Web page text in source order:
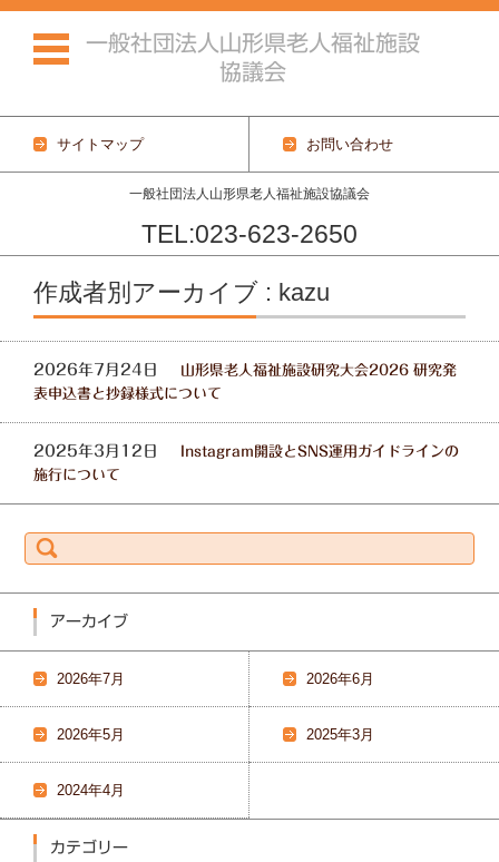
一般社団法人山形県老人福祉施設
協議会
サイトマップ お問い合わせ
一般社団法人山形県老人福祉施設協議会
TEL:023-623-2650
コンテンツに移動
作成者別アーカイブ : kazu
2026年7月24日
山形県老人福祉施設研究大会2026 研究発
表申込書と抄録様式について
2025年3月12日
Instagram開設とSNS運用ガイドラインの
施行について
索:
アーカイブ
2026年7月 2026年6月
2026年5月 2025年3月
2024年4月
カテゴリー